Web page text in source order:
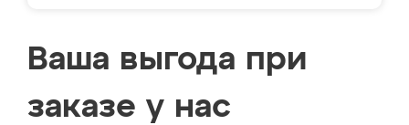
Ваша выгода при
заказе у нас